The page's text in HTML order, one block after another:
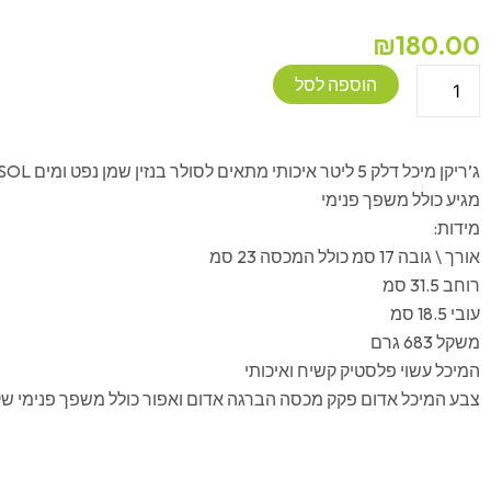
₪180.00
דלק
5
ליטר
PRESSOL
כולל
משפך
פנימי
תוצרת
גרמניה
הוספה לסל
ג’ריקן מיכל דלק 5 ליטר איכותי מתאים לסולר בנזין שמן נפט ומים PRESSOL תוצרת גרמניה
מגיע כולל משפך פנימי
מידות:
אורך \ גובה 17 סמ כולל המכסה 23 סמ
רוחב 31.5 סמ
עובי 18.5 סמ
משקל 683 גרם
המיכל עשוי פלסטיק קשיח ואיכותי
צבע המיכל אדום פקק מכסה הברגה אדום ואפור כולל משפך פנימי